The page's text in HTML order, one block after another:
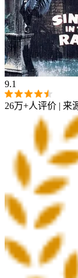
9.1
26万+人评价 | 来